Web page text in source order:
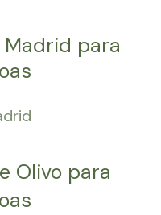
para
Olivo para